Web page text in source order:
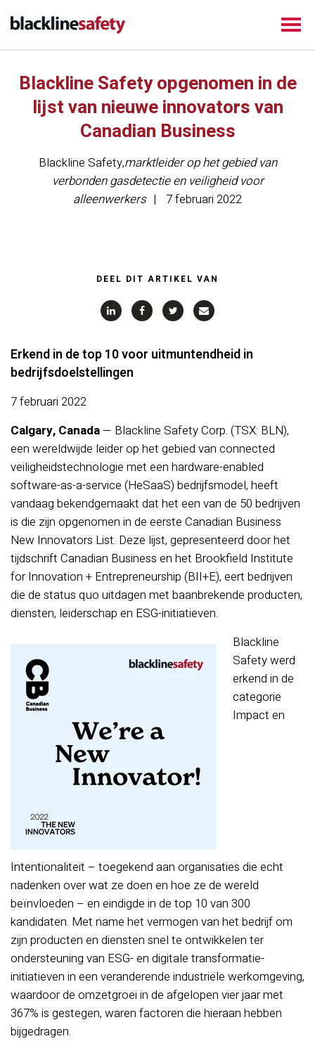
Blackline Safety opgenomen in de
lijst van nieuwe innovators van
Canadian Business
Blackline Safety,marktleider op het gebied van
verbonden gasdetectie en veiligheid voor
alleenwerkers
7 februari 2022
DEEL DIT ARTIKEL VAN
Erkend in de top 10 voor uitmuntendheid in
bedrijfsdoelstellingen
7 februari 2022
Calgary, Canada— Blackline Safety Corp. (TSX: BLN),
een wereldwijde leider op het gebied van connected
veiligheidstechnologie met een hardware-enabled
software-as-a-service (HeSaaS) bedrijfsmodel, heeft
vandaag bekendgemaakt dat het een van de 50 bedrijven
is die zijn opgenomen in de eerste Canadian Business
New Innovators List. Deze lijst, gepresenteerd door het
tijdschrift Canadian Business en het Brookfield Institute
for Innovation + Entrepreneurship (BII+E), eert bedrijven
die de status quo uitdagen met baanbrekende producten,
diensten, leiderschap en ESG-initiatieven.
Blackline
Safety werd
erkend in de
categorie
Impact en
Intentionaliteit – toegekend aan organisaties die echt
nadenken over wat ze doen en hoe ze de wereld
beïnvloeden – en eindigde in de top 10 van 300
kandidaten. Met name het vermogen van het bedrijf om
zijn producten en diensten snel te ontwikkelen ter
ondersteuning van ESG- en digitale transformatie-
initiatieven in een veranderende industriële werkomgeving,
waardoor de omzetgroei in de afgelopen vier jaar met
367% is gestegen, waren factoren die hieraan hebben
bijgedragen.